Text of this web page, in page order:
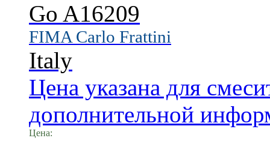
Go A16209
FIMA Carlo Frattini
Italy
Цена указана для
дополнительной
Цена: